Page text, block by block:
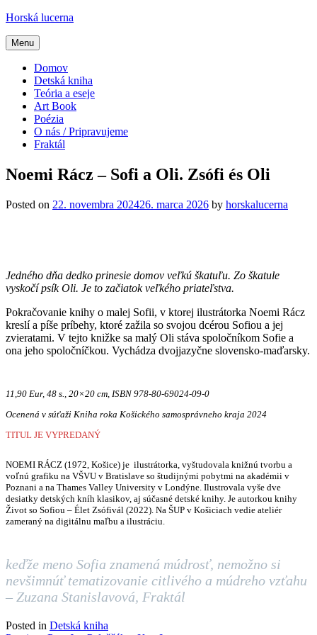
Skip
content
Horská lucerna
Menu
Domov
Detská kniha
Teória a eseje
Art Book
Poézia
O nás / Pripravujeme
Fraktál
Noemi Rácz – Sofi a Oli. Zsófi és Oli
Posted on 22. novembra 202426. marca 2026 by horskalucerna
Jedného dňa dedko prinesie domov veľkú škatuľu. Zo škatule
vyskočí psík Oli. Je to začiatok veľkého priateľstva.
Pokračovanie knihy o malej Sofii, v ktorej ilustrátorka Noemi Rácz
kreslí a píše príbehy, ktoré zažila so svojou dcérou Sofiou a jej
zvieratami. V tejto knižke sa malý Oli stáva spoločníkom Sofie a
ona jeho spoločníčkou. Vychádza dvojjazyčne slovensko-maďarsky.
11,90 Eur, 48 s., 20×20 cm, ISBN 978-80-69024-09-0
Ocenená v súťaži Kniha roka Košického samosprávneho kraja 2024
TITUL JE VYPREDANÝ
NOEMI RÁCZ (1972, Košice) je ilustrátorka, vyštudovala knižnú tvorbu a
voľnú grafiku na VŠVU v Bratislave so študijnými pobytmi na akadémii v
Poznani a na Thames Valley University v Londýne. Ilustrovala vyše dve
desiatky detských kníh klasikov, aj súčasné detské knihy. Je autorkou knihy
Život so Sofiou – Élet Zsófivál (2022). Na ŠUP v Košiciach vedie ateliér
zameraný na digitálnu maľbu a ilustráciu.
keďže meno Sofia znamená múdrosť, nemožno si
nevšimnúť tematizovanie citlivého a múdreho vzťahu
– Zuzana Stanislavová, Fraktál
Posted in Detská kniha